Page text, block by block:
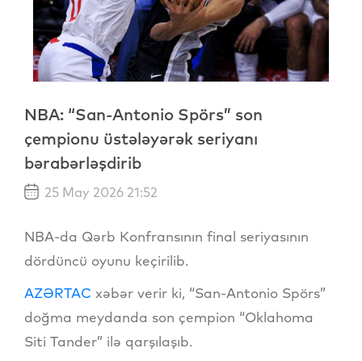
NBA: “San-Antonio Spörs” son
çempionu üstələyərək seriyanı
bərabərləşdirib
25 May 2026 21:52
NBA-da Qərb Konfransının final seriyasının
dördüncü oyunu keçirilib.
AZƏRTAC xəbər verir ki, “San-Antonio Spörs”
doğma meydanda son çempion “Oklahoma
Siti Tander” ilə qarşılaşıb.